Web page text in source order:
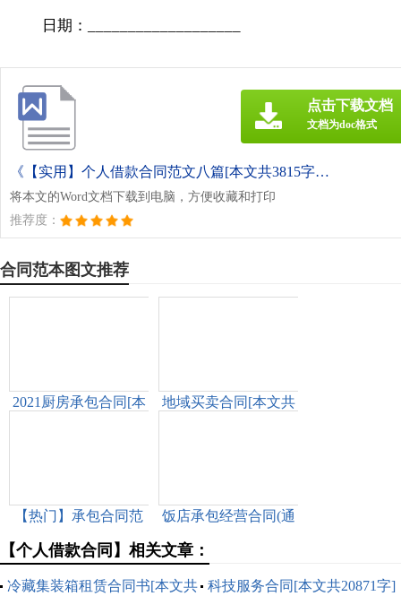
日期：___________________
《【实用】个人借款合同范文八篇[本文共3815字].doc》
将本文的Word文档下载到电脑，方便收藏和打印
推荐度：
点击下载文档
文档为doc格式
合同范本图文推荐
2021厨房承包合同[本
地域买卖合同[本文共
【热门】承包合同范
13083字]
饭店承包经营合同(通
【个人借款合同】相关文章：
冷藏集装箱租赁合同书[本文共 科技服务合同[本文共20871字]